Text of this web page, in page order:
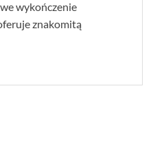
wykończenie
znakomitą